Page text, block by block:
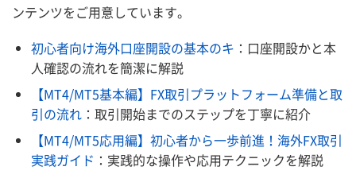
ンテンツをご用意しています。
初心者向け海外口座開設の基本のキ ：口座開設かと本
人確認の流れを簡潔に解説
【MT4/MT5基本編】FX取引プラットフォーム準備と取
引の流れ ：取引開始までのステップを丁寧に紹介
【MT4/MT5応用編】初心者から一歩前進！海外FX取引
実践ガイド ：実践的な操作や応用テクニックを解説